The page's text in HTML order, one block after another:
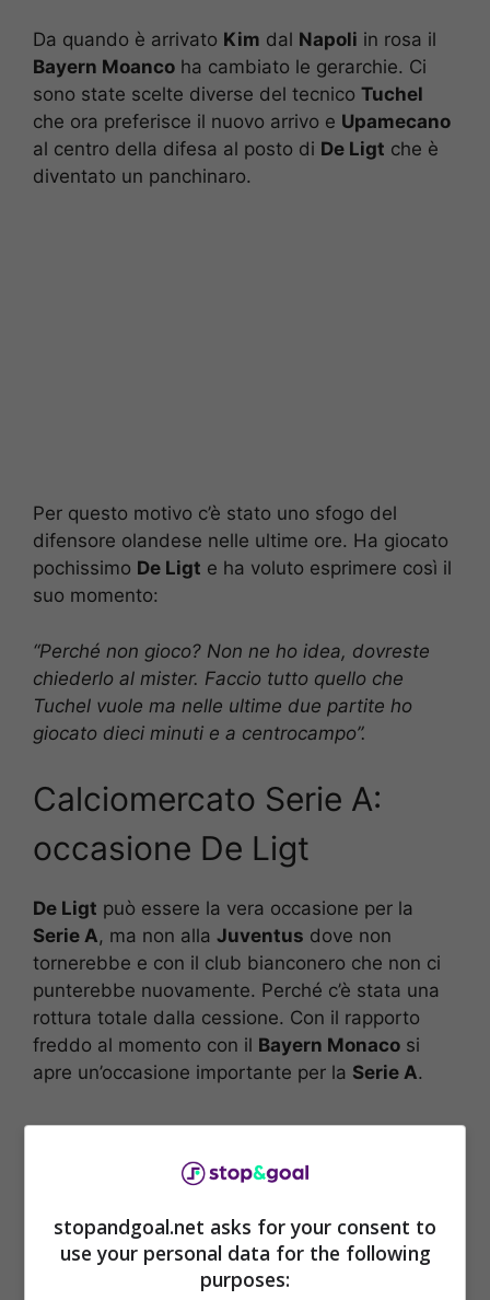
Da quando è arrivato Kim dal Napoli in rosa il
Bayern Moanco ha cambiato le gerarchie. Ci
sono state scelte diverse del tecnico Tuchel
che ora preferisce il nuovo arrivo e Upamecano
al centro della difesa al posto di De Ligt che è
diventato un panchinaro.
Per questo motivo c’è stato uno sfogo del
difensore olandese nelle ultime ore. Ha giocato
pochissimo De Ligt e ha voluto esprimere così il
suo momento:
“Perché non gioco? Non ne ho idea, dovreste
chiederlo al mister. Faccio tutto quello che
Tuchel vuole ma nelle ultime due partite ho
giocato dieci minuti e a centrocampo”.
Calciomercato Serie A:
occasione De Ligt
De Ligt può essere la vera occasione per la
Serie A, ma non alla Juventus dove non
tornerebbe e con il club bianconero che non ci
punterebbe nuovamente. Perché c’è stata una
rottura totale dalla cessione. Con il rapporto
freddo al momento con il Bayern Monaco si
apre un’occasione importante per la Serie A.
stopandgoal.net asks for your consent to
use your personal data for the following
purposes: